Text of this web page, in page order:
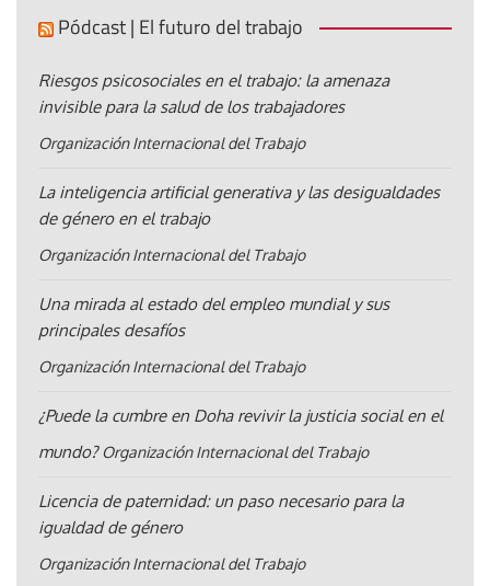
Pódcast | El futuro del trabajo
Riesgos psicosociales en el trabajo: la amenaza
invisible para la salud de los trabajadores
Organización Internacional del Trabajo
La inteligencia artificial generativa y las desigualdades
de género en el trabajo
Organización Internacional del Trabajo
Una mirada al estado del empleo mundial y sus
principales desafíos
Organización Internacional del Trabajo
¿Puede la cumbre en Doha revivir la justicia social en el
mundo? Organización Internacional del Trabajo
Licencia de paternidad: un paso necesario para la
igualdad de género
Organización Internacional del Trabajo